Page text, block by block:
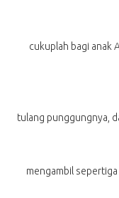
cukuplah bagi anak
tulang punggungnya,
mengambil